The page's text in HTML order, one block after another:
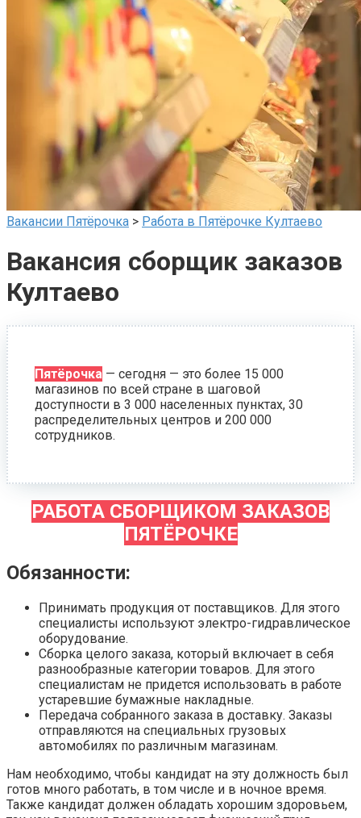
Вакансии Пятёрочка > Работа в Пятёрочке Култаево
Вакансия сборщик заказов
Култаево
Пятёрочка — сегодня — это более 15 000
магазинов по всей стране в шаговой
доступности в 3 000 населенных пунктах, 30
распределительных центров и 200 000
сотрудников.
РАБОТА СБОРЩИКОМ ЗАКАЗОВ
ПЯТЁРОЧКЕ
Обязанности:
Принимать продукция от поставщиков. Для этого
специалисты используют электро-гидравлическое
оборудование.
Сборка целого заказа, который включает в себя
разнообразные категории товаров. Для этого
специалистам не придется использовать в работе
устаревшие бумажные накладные.
Передача собранного заказа в доставку. Заказы
отправляются на специальных грузовых
автомобилях по различным магазинам.
Нам необходимо, чтобы кандидат на эту должность был
готов много работать, в том числе и в ночное время.
Также кандидат должен обладать хорошим здоровьем,